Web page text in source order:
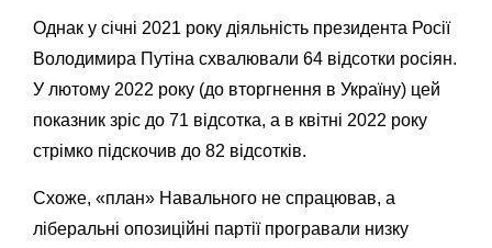
Однак у січні 2021 року діяльність президента Росії
Володимира Путіна схвалювали 64 відсотки росіян.
У лютому 2022 року (до вторгнення в Україну) цей
показник зріс до 71 відсотка, а в квітні 2022 року
стрімко підскочив до 82 відсотків.
Схоже, «план» Навального не спрацював, а
ліберальні опозиційні партії програвали низку